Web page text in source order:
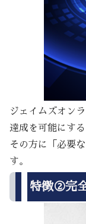
ジェイムズオン
達成を可能にす
その方に「必要
す。
特徴②完